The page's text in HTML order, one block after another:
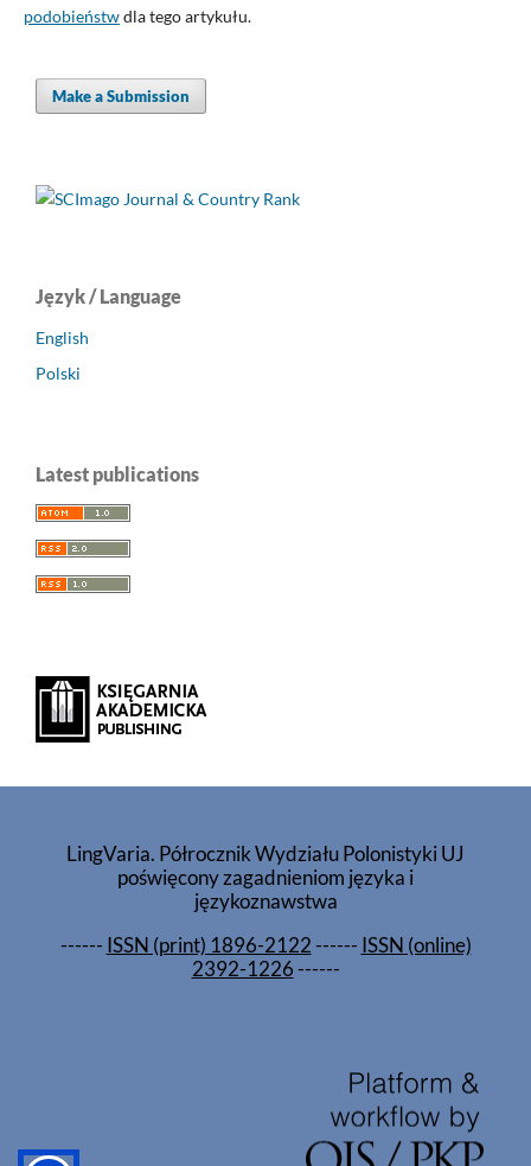
podobieństwdla tego artykułu.
Make a Submission
Język / Language
English
Polski
Latest publications
LingVaria. Półrocznik Wydziału Polonistyki UJ
poświęcony zagadnieniom języka i
językoznawstwa
------ ISSN (print) 1896-2122------ ISSN (online)
2392-1226------